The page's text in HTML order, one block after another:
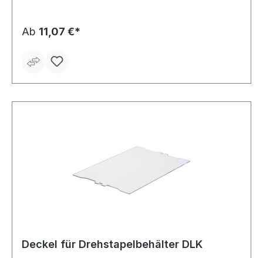
Ab 11,07 €*
Deckel für Drehstapelbehälter DLK